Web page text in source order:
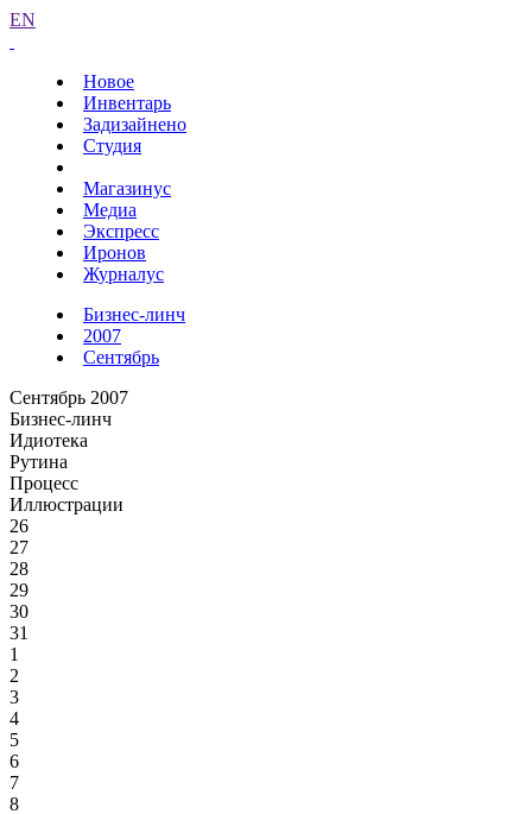
EN
Новое
Инвентарь
Задизайнено
Студия
Магазинус
Медиа
Экспресс
Иронов
Журналус
Бизнес-линч
2007
Сентябрь
Сентябрь 2007
Бизнес-линч
Идиотека
Рутина
Процесс
Иллюстрации
26
27
28
29
30
31
1
2
3
4
5
6
7
8